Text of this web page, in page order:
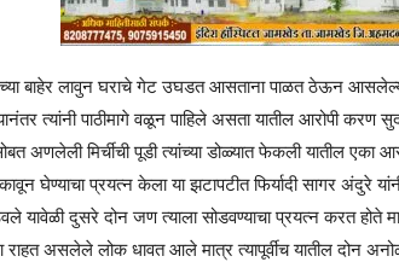
बाहेर लावुन घराचे गेट उघडत आसताना पाळत ठेऊन आसलेल्या
त्यांनी पाठीमागे वळून पाहिले असता यातील आरोपी करण
अणलेली मिर्चीची पूडी त्यांच्या डोळ्यात फेकली यातील एका
घेण्याचा प्रयत्न केला या झटापटीत फिर्यादी सागर अंदुरे
यावेळी दुसरे दोन जण त्याला सोडवण्याचा प्रयत्न करत होते
राहत असलेले लोक धावत आले मात्र त्यापूर्वीच यातील दोन